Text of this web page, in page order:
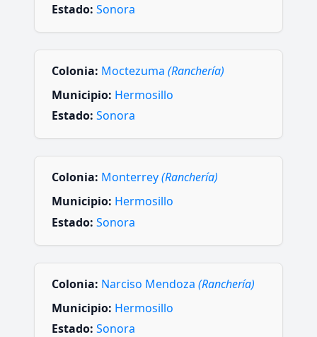
Estado: Sonora
Colonia: Moctezuma (Ranchería)
Municipio: Hermosillo
Estado: Sonora
Colonia: Monterrey(Ranchería)
Municipio: Hermosillo
Estado: Sonora
Colonia: Narciso Mendoza (Ranchería)
Municipio: Hermosillo
Estado: Sonora